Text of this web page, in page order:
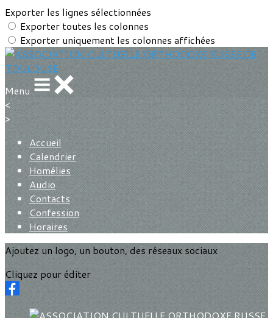
Exporter les lignes sélectionnées
Exporter toutes les colonnes
Exporter uniquement les colonnes affichées
Menu
<
>
Accueil
Calendrier
Homélies
Audio
Contacts
Confession
Horaires
Ajoutez un logo, un bouton, des réseaux sociaux
Cliquez pour éditer